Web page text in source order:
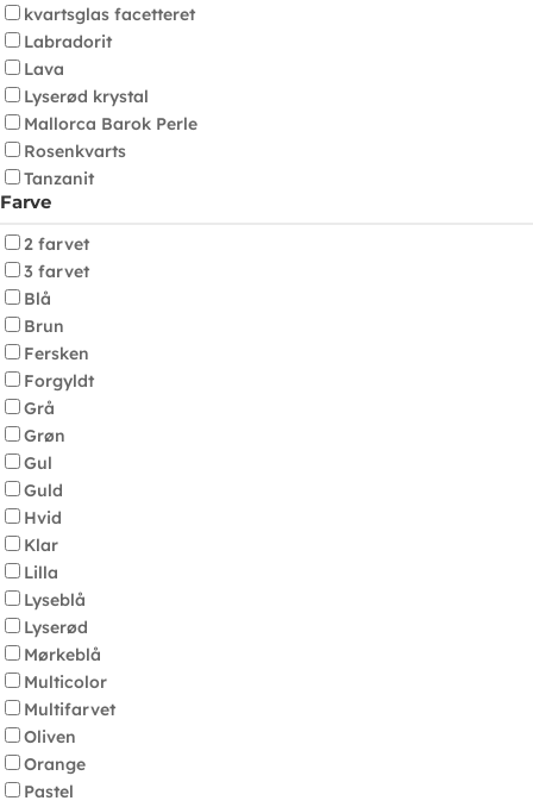
kvartsglas facetteret
Labradorit
Lava
Lyserød krystal
Mallorca Barok Perle
Rosenkvarts
Tanzanit
Farve
2 farvet
3 farvet
Blå
Brun
Fersken
Forgyldt
Grå
Grøn
Gul
Guld
Hvid
Klar
Lilla
Lyseblå
Lyserød
Mørkeblå
Multicolor
Multifarvet
Oliven
Orange
Pastel